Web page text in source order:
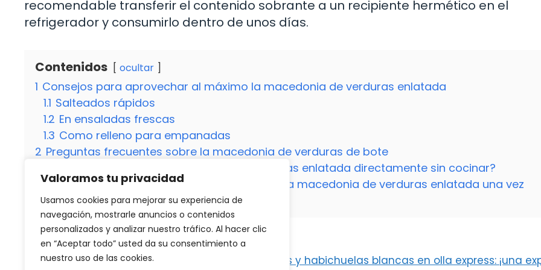
Valoramos tu privacidad
Usamos cookies para mejorar su experiencia de
navegación, mostrarle anuncios o contenidos
personalizados y analizar nuestro tráfico. Al hacer clic
en “Aceptar todo” usted da su consentimiento a
nuestro uso de las cookies.
recomendable transferir el contenido sobrante a un recipiente hermético en el
refrigerador y consumirlo dentro de unos días.
Contenidos ocultar
1 Consejos para aprovechar al máximo la macedonia de verduras enlatada
1.1 Salteados rápidos
1.2 En ensaladas frescas
1.3 Como relleno para empanadas
2 Preguntas frecuentes sobre la macedonia de verduras de bote
¿Puedo consumir la macedonia de verduras enlatada directamente sin cocinar?
2.2 ¿Cuál es la mejor manera de almacenar la macedonia de verduras enlatada una vez
abierta?
Categorías
Recetas
Receta fácil y deliciosa de potaje de garbanzos y habichuelas blancas en olla express: ¡una